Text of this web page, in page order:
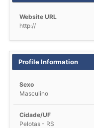
Website URL
http://
Profile Information
Sexo
Masculino
Cidade/UF
Pelotas - RS